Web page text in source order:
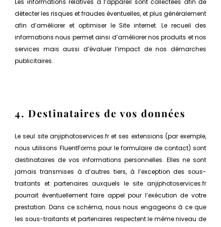
Les informations relatives à l’appareil sont collectées afin de
détecter les risques et fraudes éventuelles, et plus généralement
afin d’améliorer et optimiser le Site internet. Le recueil des
informations nous permet ainsi d’améliorer nos produits et nos
services mais aussi d’évaluer l’impact de nos démarches
publicitaires.
4. Destinataires de vos données
Le seul site anjiphotoservices.fr et ses extensions (par exemple,
nous utilisons FluentForms pour le formulaire de contact) sont
destinataires de vos informations personnelles. Elles ne sont
jamais transmises à d’autres tiers, à l’exception des sous-
traitants et partenaires auxquels le site anjiphotoservices.fr
pourrait éventuellement faire appel pour l’exécution de votre
prestation. Dans ce schéma, nous nous engageons à ce que
les sous-traitants et partenaires respectent le même niveau de